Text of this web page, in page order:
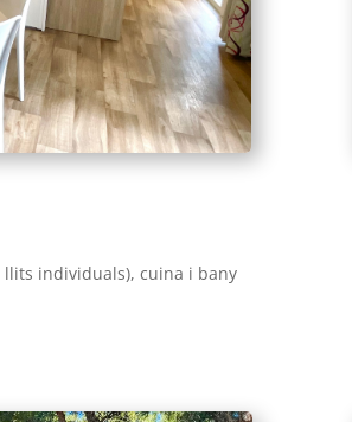
individuals), cuina i bany